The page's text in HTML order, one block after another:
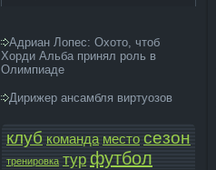
Адриан Лопес: Охото, чтоб
Хорди Альба принял роль в
Олимпиаде
Дирижер ансамбля виртуозов
клуб команда­ место сезон
тренировка тур футбол